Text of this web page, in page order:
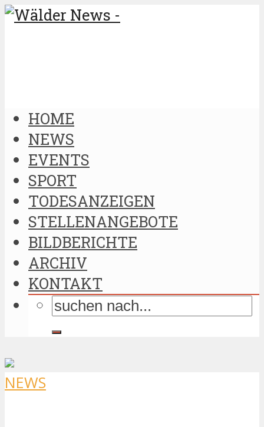
HOME
NEWS
EVENTS
SPORT
TODESANZEIGEN
STELLENANGEBOTE
BILDBERICHTE
ARCHIV
KONTAKT
NEWS